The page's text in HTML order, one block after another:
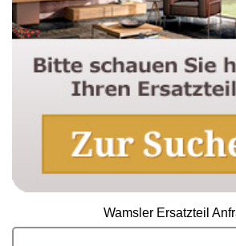
Wamsler Ersatzteil